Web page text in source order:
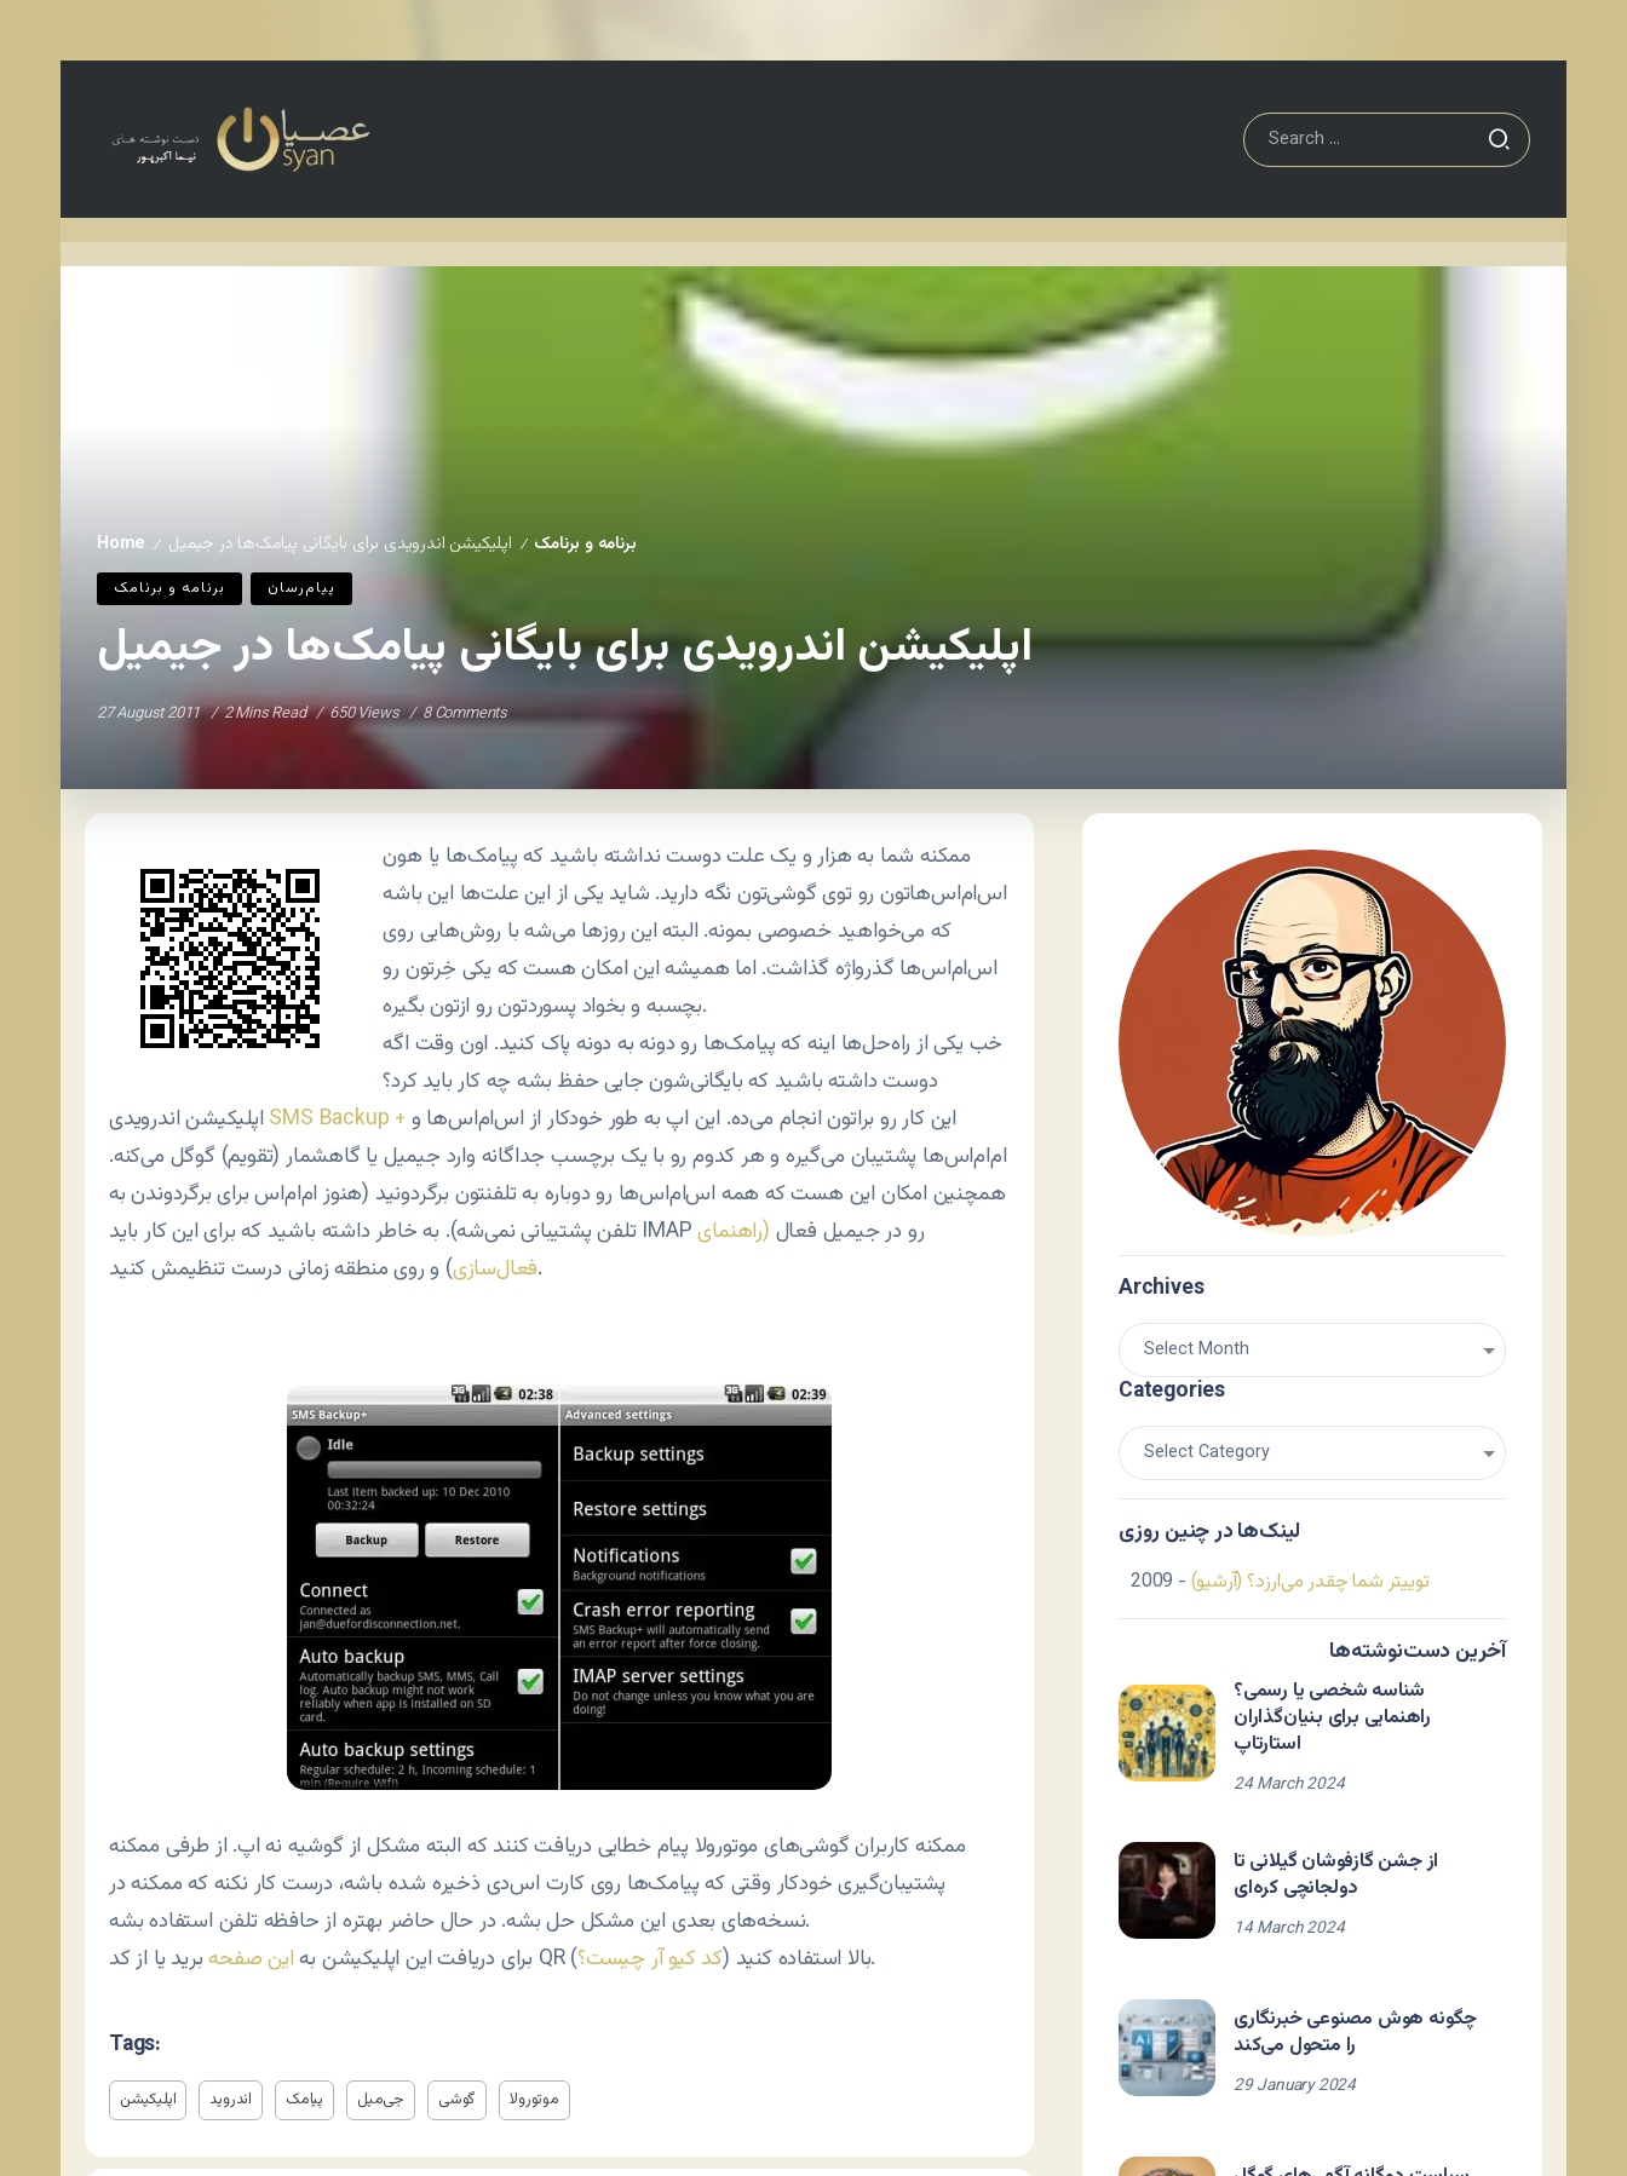
Home / برنامه و برنامک / اپلیکیشن اندرویدی برای بایگانی پیامک‌ها در جیمیل
برنامه و برنامک پیام‌رسان
اپلیکیشن اندرویدی برای بایگانی پیامک‌ها در جیمیل
27 August 2011 2 Mins Read 650 Views 8 Comments
ممکنه شما به هزار و یک علت دوست نداشته باشید که پیامک‌ها یا هون
اس‌ام‌اس‌هاتون رو توی گوشی‌تون نگه دارید. شاید یکی از این علت‌ها این باشه
که می‌خواهید خصوصی بمونه. البته این روزها می‌شه با روش‌هایی روی
اس‌ام‌اس‌ها گذرواژه گذاشت. اما همیشه این امکان هست که یکی خِرتون رو
بچسبه و بخواد پسوردتون رو ازتون بگیره.
خب یکی از راه‌حل‌ها اینه که پیامک‌ها رو دونه به دونه پاک کنید. اون وقت اگه
دوست داشته باشید که بایگانی‌شون جایی حفظ بشه چه کار باید کرد؟
اپلیکیشن اندرویدی SMS Backup +
ام‌ام‌اس‌ها پشتیبان می‌گیره و هر کدوم رو با یک برچسب جداگانه وارد جیمیل یا گاهشمار (تقویم) گوگل می‌کنه.
همچنین امکان این هست که همه اس‌ام‌اس‌ها رو دوباره به تلفنتون برگردونید (هنوز ام‌ام‌اس برای برگردوندن به
تلفن پشتیبانی نمی‌شه). به خاطر داشته باشید که برای این کار باید IMAP رو در جیمیل فعال (راهنمای
فعال‌سازی)‌ و روی منطقه زمانی درست تنظیمش کنید.
ممکنه کاربران گوشی‌های موتورولا پیام خطایی دریافت کنند که البته مشکل از گوشیه نه اپ. از طرفی ممکنه
پشتیبان‌گیری خودکار وقتی که پیامک‌ها روی کارت اس‌دی ذخیره شده باشه، درست کار نکنه که ممکنه در
نسخه‌های بعدی این مشکل حل بشه. در حال حاضر بهتره از حافظه تلفن استفاده بشه.
برای دریافت این اپلیکیشن بهاین صفحه برید یا از کد QR (کد کیو آر چیست؟ ) بالا استفاده کنید.
Tags:
اپلیکیشن اندروید پیامک جی‌میل گوشی موتورولا
Archives
Categories
لینک‌ها در چنین روزی
توییتر شما چقدر می‌ارزد؟ (آرشیو) - 2009
آخرین دست‌نوشته‌ها
شناسه شخصی یا رسمی؟
راهنمایی برای بنیان‌گذاران
استارتاپ
24 March 2024
از جشن گازفوشان گیلانی تا
دولجانچی کره‌ای
14 March 2024
چگونه هوش مصنوعی خبرنگاری
را متحول می‌کند
29 January 2024